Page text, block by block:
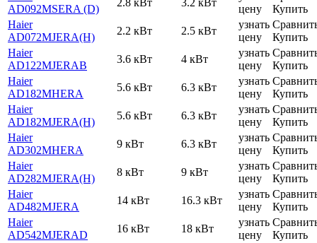
AD092MSERA (D)
цену
Купить
Haier
AD072MJERA(H)
2.2 кВт 2.5 кВт
узнать
цену
Купить
Haier
AD122MJERAB
3.6 кВт 4 кВт
узнать
цену
Купить
Haier
AD182MHERA
5.6 кВт 6.3 кВт
узнать
цену
Купить
Haier
AD182MJERA(H)
5.6 кВт 6.3 кВт
узнать
цену
Купить
Haier
AD302MHERA
9 кВт 6.3 кВт
узнать
цену
Купить
Haier
AD282MJERA(H)
8 кВт 9 кВт
узнать
цену
Купить
Haier
AD482MJERA
14 кВт 16.3 кВт
узнать
цену
Купить
Haier
AD542MJERAD
16 кВт 18 кВт
узнать
цену
Купить